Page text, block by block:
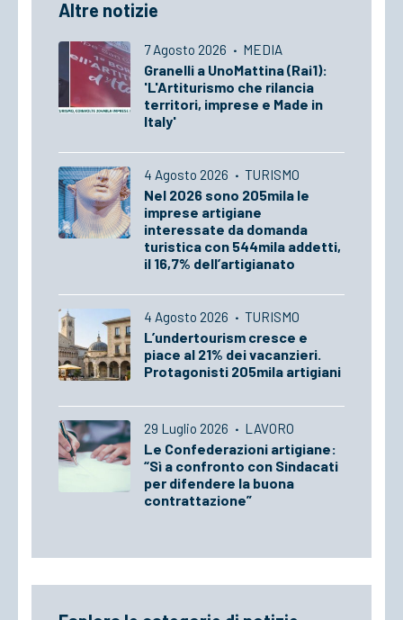
Altre notizie
7 Agosto 2026 · MEDIA
Granelli a UnoMattina (Rai1):
'L'Artiturismo che rilancia
territori, imprese e Made in
Italy'
4 Agosto 2026 · TURISMO
Nel 2026 sono 205mila le
imprese artigiane
interessate da domanda
turistica con 544mila addetti,
il 16,7% dell’artigianato
4 Agosto 2026 · TURISMO
L’undertourism cresce e
piace al 21% dei vacanzieri.
Protagonisti 205mila artigiani
29 Luglio 2026 · LAVORO
Le Confederazioni artigiane:
“Sì a confronto con Sindacati
per difendere la buona
contrattazione”